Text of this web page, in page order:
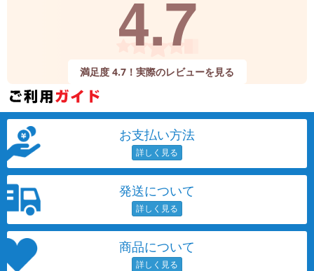
4.7
満足度 4.7！実際のレビューを見る
お支払い方法
発送について
商品について